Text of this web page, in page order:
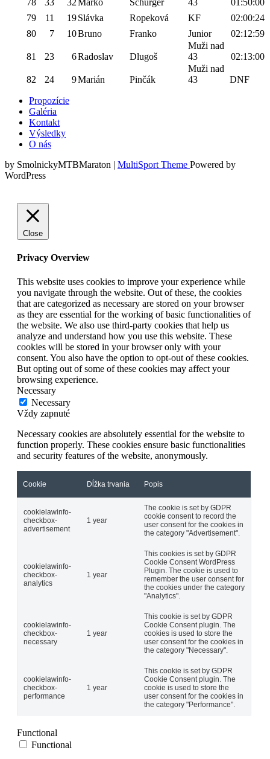
78 33 32 Marko Schurger 43
01:50:00
79
11 19Slávka Ropeková KF
02:00:24
80
7 10Bruno Franko Junior 02:12:59
81 23 6Radoslav Dlugoš
Muži nad
43
02:13:00
82 24 9Marián Pinčák
Muži nad
43
DNF
Propozície
Galéria
Kontakt
Výsledky
O nás
by SmolnickyMTBMaraton | MultiSport Theme Powered by
WordPress
Close
Privacy Overview
This website uses cookies to improve your experience while
you navigate through the website. Out of these, the cookies
that are categorized as necessary are stored on your browser
as they are essential for the working of basic functionalities of
the website. We also use third-party cookies that help us
analyze and understand how you use this website. These
cookies will be stored in your browser only with your
consent. You also have the option to opt-out of these cookies.
But opting out of some of these cookies may affect your
browsing experience.
Necessary
Necessary
Vždy zapnuté
Necessary cookies are absolutely essential for the website to
function properly. These cookies ensure basic functionalities
and security features of the website, anonymously.
Cookie Dĺžka trvania Popis
cookielawinfo-
checkbox-
advertisement
1 year
The cookie is set by GDPR
cookie consent to record the
user consent for the cookies in
the category "Advertisement".
cookielawinfo-
checkbox-
analytics
1 year
This cookies is set by GDPR
Cookie Consent WordPress
Plugin. The cookie is used to
remember the user consent for
the cookies under the category
"Analytics".
cookielawinfo-
checkbox-
necessary
1 year
This cookie is set by GDPR
Cookie Consent plugin. The
cookies is used to store the
user consent for the cookies in
the category "Necessary".
cookielawinfo-
checkbox-
performance
1 year
This cookie is set by GDPR
Cookie Consent plugin. The
cookie is used to store the
user consent for the cookies in
the category "Performance".
Functional
Functional